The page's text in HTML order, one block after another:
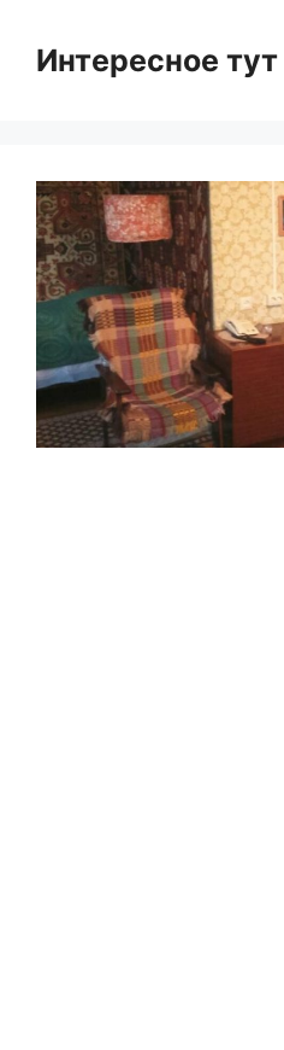
contentИнтересное тут